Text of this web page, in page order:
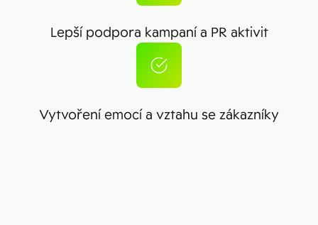
Lepší podpora kampaní a PR aktivit
Vytvoření emocí a vztahu se zákazníky